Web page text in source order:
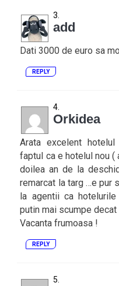
add
Dati 3000 de euro sa
REPLY
Orkidea
Arata excelent
faptul ca e hotelul nou (
doilea an de la
remarcat la targ …e pur
la agentii ca
putin mai scumpe decat
Vacanta frumoasa !
REPLY